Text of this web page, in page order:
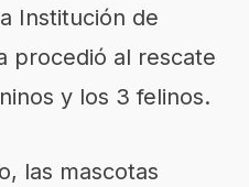
Institución de
procedió al rescate
y los 3 felinos.
las mascotas